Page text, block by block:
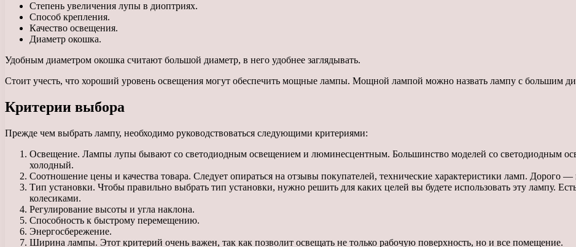
Степень увеличения лупы в диоптриях.
Способ крепления.
Качество освещения.
Диаметр окошка.
Удобным диаметром окошка считают большой диаметр, в него удобнее заглядывать.
Стоит учесть, что хороший уровень освещения могут обеспечить мощные лампы. Мощной лампой можно назвать лампу с большим
Критерии выбора
Прежде чем выбрать лампу, необходимо руководствоваться следующими критериями:
Освещение. Лампы лупы бывают со светодиодным освещением и люминесцентным. Большинство моделей со светодиодным
холодный.
Соотношение цены и качества товара. Следует опираться на отзывы покупателей, технические характеристики ламп. Дорого —
Тип установки. Чтобы правильно выбрать тип установки, нужно решить для каких целей вы будете использовать эту лампу.
колесиками.
Регулирование высоты и угла наклона.
Способность к быстрому перемещению.
Энергосбережение.
Ширина лампы. Этот критерий очень важен, так как позволит освещать не только рабочую поверхность, но и все помещение.